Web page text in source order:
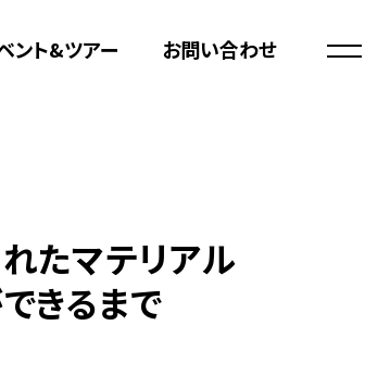
ント&ツアー お問い合わせ
たマテリアル
きるまで